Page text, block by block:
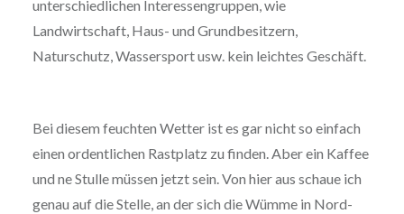
unterschiedlichen Interessengruppen, wie
Landwirtschaft, Haus- und Grundbesitzern,
Naturschutz, Wassersport usw. kein leichtes Geschäft.
Bei diesem feuchten Wetter ist es gar nicht so einfach
einen ordentlichen Rastplatz zu finden. Aber ein Kaffee
und ne Stulle müssen jetzt sein. Von hier aus schaue ich
genau auf die Stelle, an der sich die Wümme in Nord-